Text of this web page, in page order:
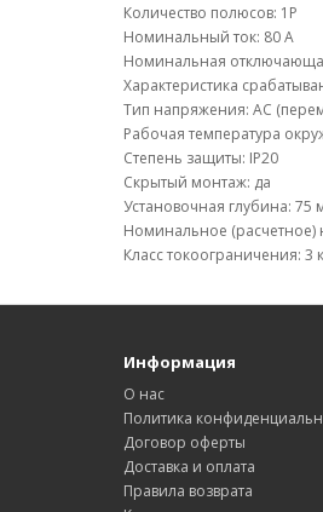
Количество полюсов: 1P
Номинальный ток: 80 А
Номинальная
Характеристика
Тип напряжения: АС
Рабочая температура
Степень защиты: IP20
Скрытый монтаж: да
Установочная глубина: 75
Номинальное (расчетное)
Класс токоограничения: 3
Информация
О нас
Политика
Договор оферты
Доставка и оплата
Правила возврата